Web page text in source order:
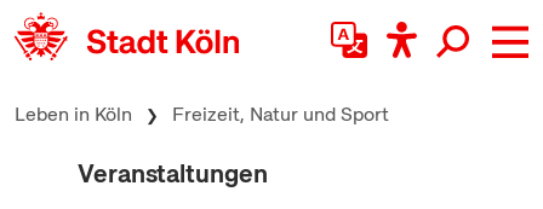
zum Inhalt springen
Leben in Köln Freizeit, Natur und Sport
Veranstaltungen